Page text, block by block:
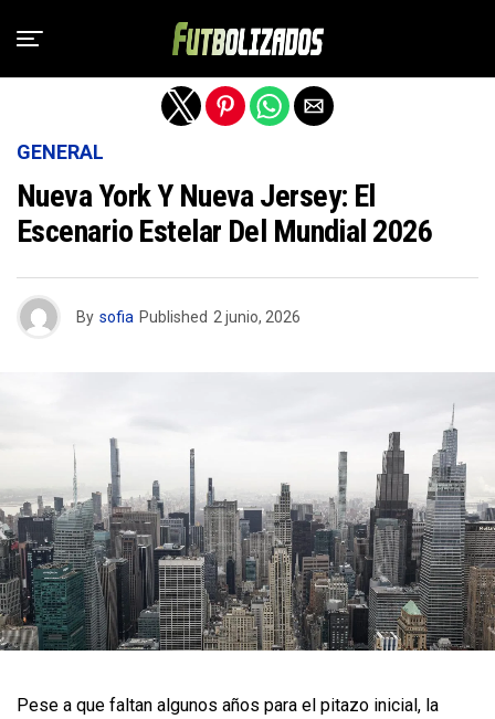
GENERAL
Nueva York Y Nueva Jersey: El
Escenario Estelar Del Mundial 2026
By sofia Published 2 junio, 2026
Pese a que faltan algunos años para el pitazo inicial, la
Salir de la versión móvil